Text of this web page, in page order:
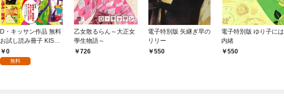
D・キッサン作品 無料
お試し読み冊子 KISSA
N Collection
0
無料
乙女散るらん～大正女
學生物語～
726
電子特別版 矢継ぎ早の
リリー
550
電子特別版 ゆり子には
内緒
550